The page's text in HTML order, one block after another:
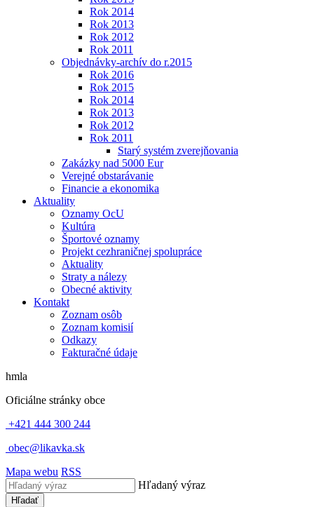
Rok 2014
Rok 2013
Rok 2012
Rok 2011
Objednávky-archív do r.2015
Rok 2016
Rok 2015
Rok 2014
Rok 2013
Rok 2012
Rok 2011
Starý systém zverejňovania
Zakázky nad 5000 Eur
Verejné obstarávanie
Financie a ekonomika
Aktuality
Oznamy OcU
Kultúra
Športové oznamy
Projekt cezhraničnej spolupráce
Aktuality
Straty a nálezy
Obecné aktivity
Kontakt
Zoznam osôb
Zoznam komisií
Odkazy
Fakturačné údaje
hmla
Oficiálne stránky obce
+421 444 300 244
obec@likavka.sk
Mapa webu RSS
Hľadaný výraz
Hľadať